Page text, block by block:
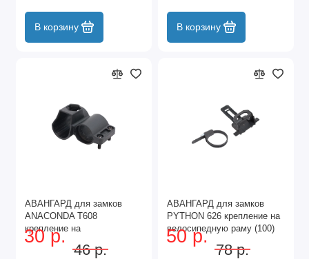
В корзину В корзину
АВАНГАРД для замков
ANACONDA Т608
крепление на
велосипедную раму (100)
30 р.
46 р.
АВАНГАРД для замков
PYTHON 626 крепление на
велосипедную раму (100)
50 р.
78 р.